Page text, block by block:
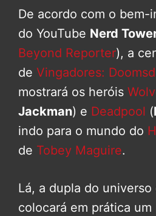
De acordo com o bem-
do YouTube Nerd
Beyond Reporter), a
de Vingadores:
mostrará os heróis
Jackman) e Deadpool (
indo para o mundo do
de Tobey Maguire.
Lá, a dupla do
colocará em prática um